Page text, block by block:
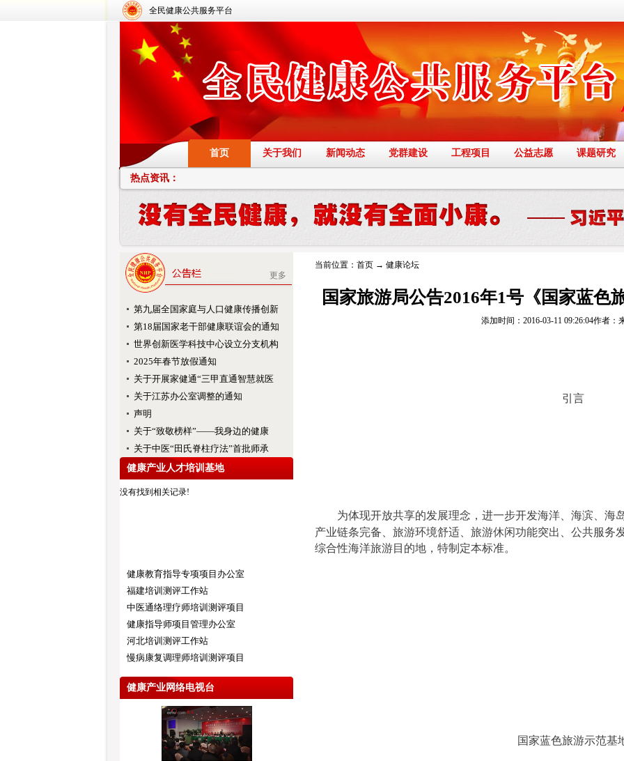
全民健康公共服务平台
首页 关于我们 新闻动态 党群建设 工程项目 公益志愿 课题研究
热点资讯：
更多
第九届全国家庭与人口健康传播创新
第18届国家老干部健康联谊会的通知
世界创新医学科技中心设立分支机构
2025年春节放假通知
关于开展家健通“三甲直通智慧就医
关于江苏办公室调整的通知
声明
关于“致敬榜样”——我身边的健康
关于中医“田氏脊柱疗法”首批师承
健康产业人才培训基地
没有找到相关记录!
健康教育指导专项项目办公室
福建培训测评工作站
中医通络理疗师培训测评项目
健康指导师项目管理办公室
河北培训测评工作站
慢病康复调理师培训测评项目
健康产业网络电视台
当前位置： 首页 → 健康论坛
国家旅游局公告2016年1号《国家蓝色
添加时间：2016-03-11 09:26:04作者：
引言
为体现开放共享的发展理念，进一步开发海洋、海滨、海
产业链条完备、旅游环境舒适、旅游休闲功能突出、公共服务
综合性海洋旅游目的地，特制定本标准。
国家蓝色旅游示范基